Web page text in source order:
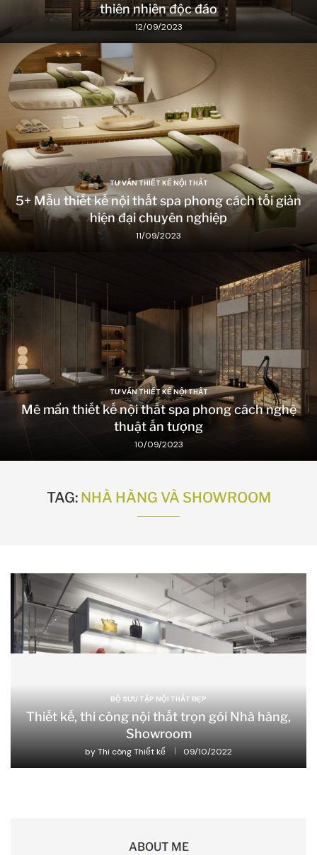
thiên nhiên độc đáo
12/09/2023
TƯ VẤN THIẾT KẾ NỘI THẤT
5+ Mẫu thiết kế nội thất spa phong cách tối giản
hiện đại chuyên nghiệp
11/09/2023
TƯ VẤN THIẾT KẾ NỘI THẤT
Mê mẩn thiết kế nội thất spa phong cách nghệ
thuật ấn tượng
10/09/2023
TAG: NHÀ HÀNG VÀ SHOWROOM
BỘ SƯU TẬP NỘI THẤT ĐẸP
Thiết kế, thi công nội thất trọn gói Nhà hàng,
Showroom
byThi công Thiết kế 09/10/2022
ABOUT ME